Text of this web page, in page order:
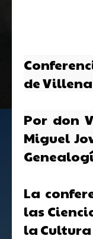
de
Por don
Miguel
La
las
la